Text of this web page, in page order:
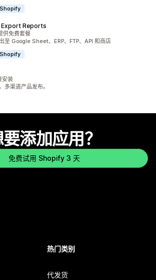
Reports
星）
供免费套餐
至 Google Sheet、ERP、FTP、API 和商店
星）
安装
多渠道产品发布。
添加应用？
免费试用 Shopify 3 天
热门类别
代发货